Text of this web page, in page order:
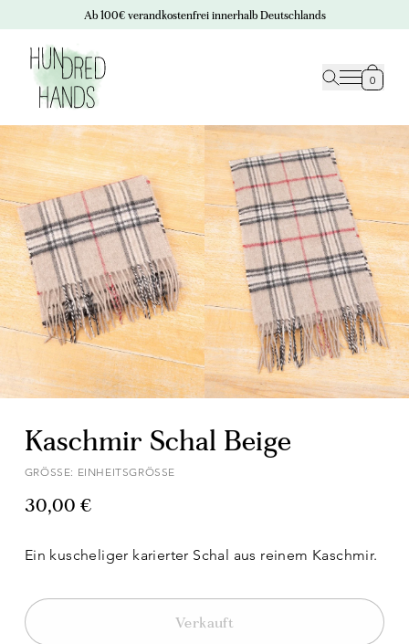
Ab 100€ verandkostenfrei innerhalb Deutschlands
0
Kaschmir Schal Beige
GRÖSSE: EINHEITSGRÖSSE
30,00 €
Ein kuscheliger karierter Schal aus reinem Kaschmir.
Verkauft